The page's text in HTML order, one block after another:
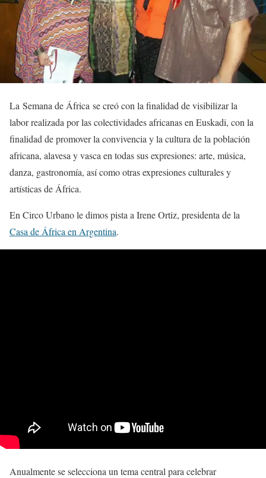
La Semana de África se creó con la finalidad de visibilizar la
labor realizada por las colectividades africanas en Euskadi, con la
finalidad de promover la convivencia y la cultura de la población
africana, alavesa y vasca en todas sus expresiones: arte, música,
danza, gastronomía, así como otras expresiones culturales y
artísticas de África.
En Circo Urbano le dimos pista a Irene Ortiz, presidenta de la
Casa de África en Argentina.
Anualmente se selecciona un tema central para celebrar